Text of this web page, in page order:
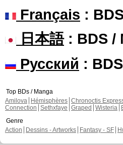
Français :
日本語: BDS /
Русский :
Top BDs / Manga
Amilova
Hémisphères Chronoctis
Connection Sethxfaye Graped Wisteria
Genre
Action
Dessins - Artworks Fantasy - SF